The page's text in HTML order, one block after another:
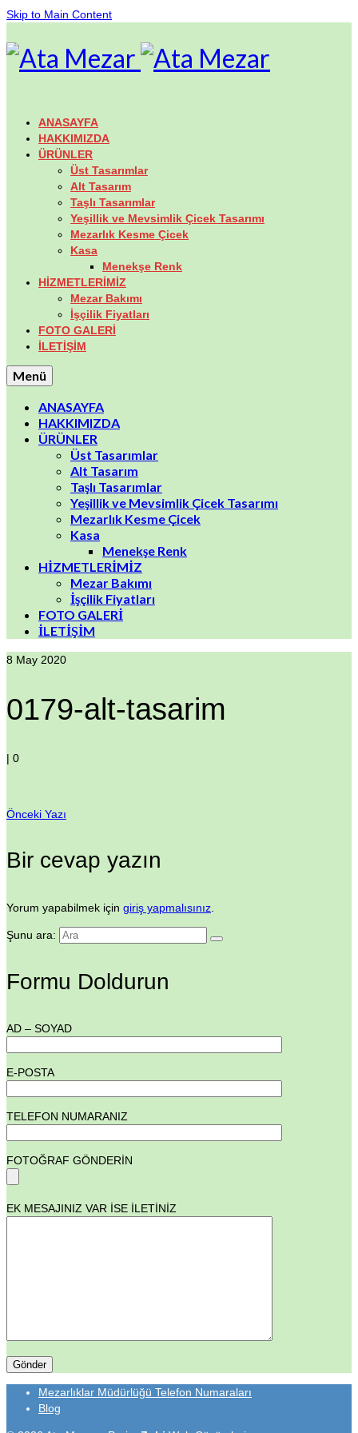
Skip to Main Content
ANASAYFA
HAKKIMIZDA
ÜRÜNLER
Üst Tasarımlar
Alt Tasarım
Taşlı Tasarımlar
Yeşillik ve Mevsimlik Çicek Tasarımı
Mezarlık Kesme Çicek
Kasa
Menekşe Renk
HİZMETLERİMİZ
Mezar Bakımı
İşçilik Fiyatları
FOTO GALERİ
İLETİŞİM
Menü
ANASAYFA
HAKKIMIZDA
ÜRÜNLER
Üst Tasarımlar
Alt Tasarım
Taşlı Tasarımlar
Yeşillik ve Mevsimlik Çicek Tasarımı
Mezarlık Kesme Çicek
Kasa
Menekşe Renk
HİZMETLERİMİZ
Mezar Bakımı
İşçilik Fiyatları
FOTO GALERİ
İLETİŞİM
8 May 2020
0179-alt-tasarim
| 0
Önceki Yazı
Bir cevap yazın
Yorum yapabilmek için giriş yapmalısınız
Şunu ara:
Formu Doldurun
AD – SOYAD
E-POSTA
TELEFON NUMARANIZ
FOTOĞRAF GÖNDERİN
EK MESAJINIZ VAR İSE İLETİNİZ
Mezarlıklar Müdürlüğü Telefon Numaraları
Blog